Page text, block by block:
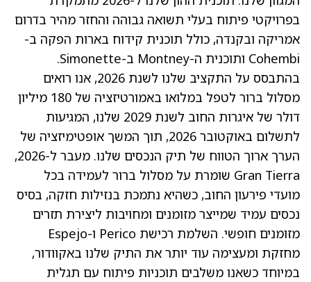
בפרויקטי פיתוח בעלי תשואה גבוהה והחזר מהיר בדרום
אמריקה ובקנדה, כולל תוכנית קידוח בארות הפקה ב-
Cohembi ותוכנית ה-Montney ב-Simonette.
בהתבסס על התקציב שלנו לשנת 2026, אנו רואים
מסלול ברור לטפל במלואו באמורטיזציה של 180 מיליון
דולר של איגרות החוב לשנת 2029 שלנו, המגיעות
לתשלום באוקטובר 2026, תוך המשך אופטימיזציה של
הערך ארוך הטווח של תיק הנכסים שלנו. מעבר ל-2026,
Gran Tierra שומרת על מסלול ברור לעמידה בכל
מועדי פירעון החוב, כשהיא נתמכת בנזילות חזקה, בסיס
נכסים עמיד שמייצר מזומנים ומחויבות ליצירת תזרים
מזומנים חופשי. השלמת רכישת Perico ו-Espejo
מחזקת ומעצימה עוד יותר את התיק שלנו באקוודור,
במיוחד כשאנו משלבים תוכניות פיתוח עם תגלית